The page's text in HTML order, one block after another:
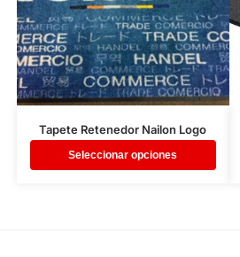
Tapete Retenedor Nailon Logo
Seleccionar opciones